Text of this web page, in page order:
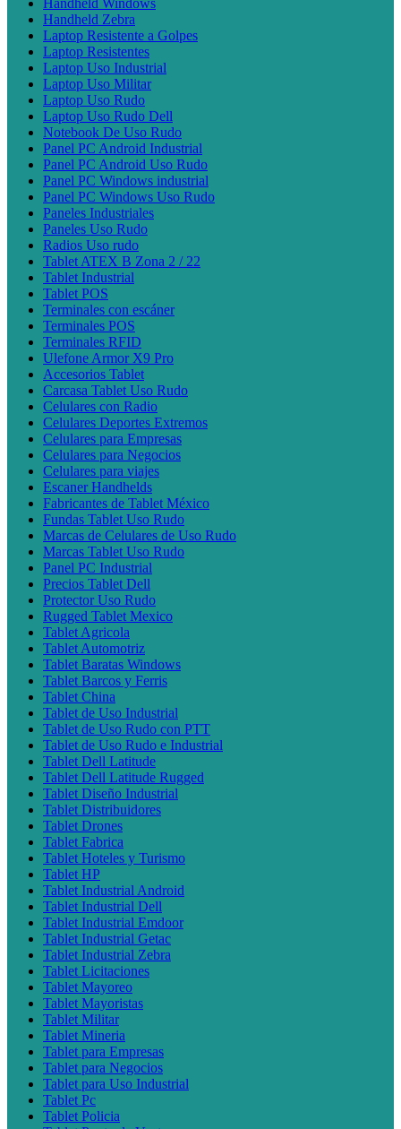
Handheld Windows
Handheld Zebra
Laptop Resistente a Golpes
Laptop Resistentes
Laptop Uso Industrial
Laptop Uso Militar
Laptop Uso Rudo
Laptop Uso Rudo Dell
Notebook De Uso Rudo
Panel PC Android Industrial
Panel PC Android Uso Rudo
Panel PC Windows industrial
Panel PC Windows Uso Rudo
Paneles Industriales
Paneles Uso Rudo
Radios Uso rudo
Tablet ATEX B Zona 2 / 22
Tablet Industrial
Tablet POS
Terminales con escáner
Terminales POS
Terminales RFID
Ulefone Armor X9 Pro
Accesorios Tablet
Carcasa Tablet Uso Rudo
Celulares con Radio
Celulares Deportes Extremos
Celulares para Empresas
Celulares para Negocios
Celulares para viajes
Escaner Handhelds
Fabricantes de Tablet México
Fundas Tablet Uso Rudo
Marcas de Celulares de Uso Rudo
Marcas Tablet Uso Rudo
Panel PC Industrial
Precios Tablet Dell
Protector Uso Rudo
Rugged Tablet Mexico
Tablet Agricola
Tablet Automotriz
Tablet Baratas Windows
Tablet Barcos y Ferris
Tablet China
Tablet de Uso Industrial
Tablet de Uso Rudo con PTT
Tablet de Uso Rudo e Industrial
Tablet Dell Latitude
Tablet Dell Latitude Rugged
Tablet Diseño Industrial
Tablet Distribuidores
Tablet Drones
Tablet Fabrica
Tablet Hoteles y Turismo
Tablet HP
Tablet Industrial Android
Tablet Industrial Dell
Tablet Industrial Emdoor
Tablet Industrial Getac
Tablet Industrial Zebra
Tablet Licitaciones
Tablet Mayoreo
Tablet Mayoristas
Tablet Militar
Tablet Mineria
Tablet para Empresas
Tablet para Negocios
Tablet para Uso Industrial
Tablet Pc
Tablet Policia